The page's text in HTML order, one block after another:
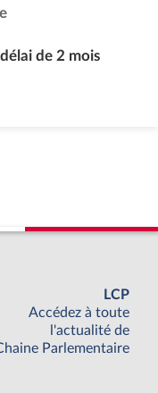
de 2 mois
LCP
Accédez à toute
l'actualité de
Parlementaire